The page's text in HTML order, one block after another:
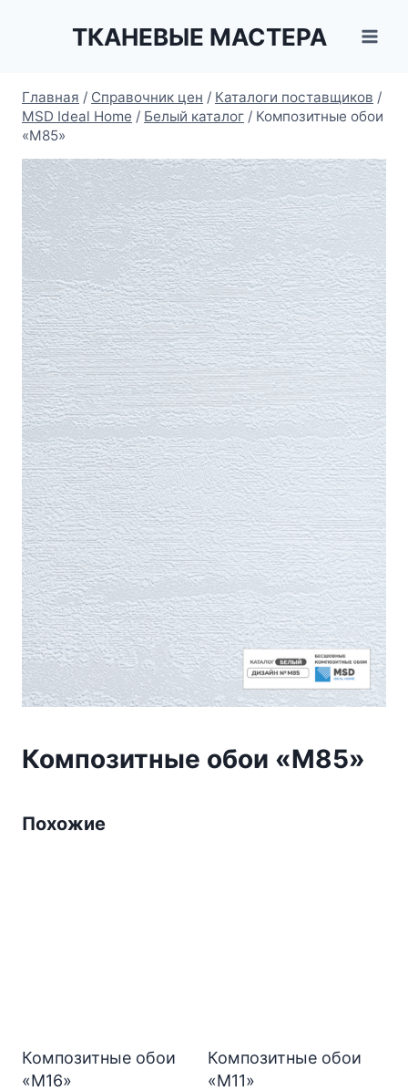
ТКАНЕВЫЕ МАСТЕРА
Главная / Справочник цен / Каталоги поставщиков /
MSD Ideal Home / Белый каталог / Композитные обои
«М85»
Композитные обои «М85»
Похожие
Композитные обои
«М16»
Композитные обои
«М11»